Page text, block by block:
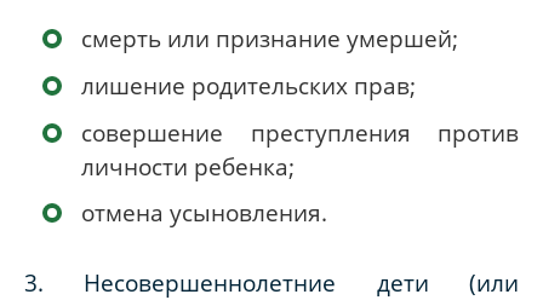
смерть или признание умершей;
лишение родительских прав;
совершение преступления против
личности ребенка;
отмена усыновления.
3. Несовершеннолетние дети (или